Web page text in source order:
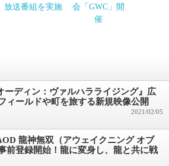
放送番組を実施
会「GWC」開
催
ーディン：ヴァルハラライジング』広
ィールドや町を旅する新規映像公開
2021/02/05
龍神無双（アウェイクニング オブ
前登録開始！龍に変身し、龍と共に戦